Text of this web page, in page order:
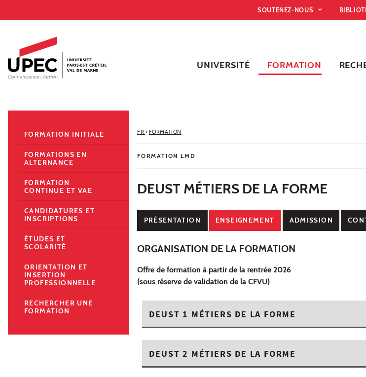
Accès directs
Recherche
Navigation secondaire
SOUTENEZ-NOUS
UNIVERSITÉ FORMATION
FR › FORMATION
FORMATION LMD
DEUST MÉTIERS DE LA FORME
PRÉSENTATION ENSEIGNEMENT ADMISSION
ORGANISATION DE LA FORMATION
Offre de formation à partir de la rentrée 2026
(sous réserve de validation de la CFVU)
DEUST 1 MÉTIERS DE LA FORME
DEUST 2 MÉTIERS DE LA FORME
FORMATION INITIALE
FORMATIONS EN
ALTERNANCE
FORMATION
CONTINUE ET VAE
CANDIDATURES ET
INSCRIPTIONS
ÉTUDES ET
SCOLARITÉ
ORIENTATION ET
INSERTION
PROFESSIONNELLE
RECHERCHER UNE
FORMATION